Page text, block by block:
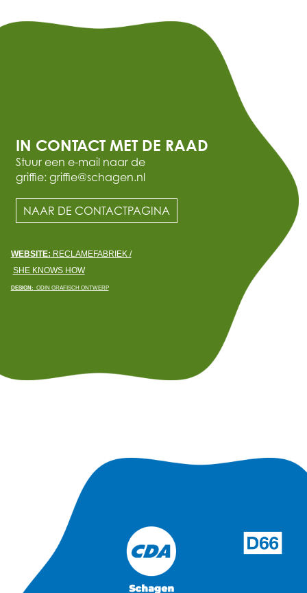
IN CONTACT MET DE RAAD
Stuur een e-mail naar de
griffie: griffie@schagen.nl
NAAR DE CONTACTPAGINA
WEBSITE: RECLAMEFABRIEK /
SHE KNOWS HOW
DESIGN: ODIN GRAFISCH ONTWERP